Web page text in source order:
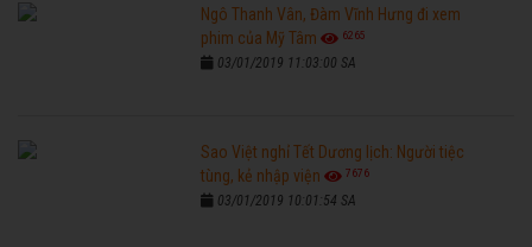
Ngô Thanh Vân, Đàm Vĩnh Hưng đi xem
phim của Mỹ Tâm
6265
03/01/2019 11:03:00 SA
Sao Việt nghỉ Tết Dương lịch: Người tiệc
tùng, kẻ nhập viện
7676
03/01/2019 10:01:54 SA